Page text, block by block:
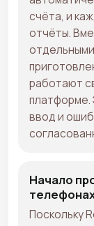
счёта, и
отчёты.
работают
платформе.
ввод и
Начало
Поскольку